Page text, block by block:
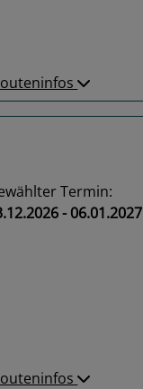
Termin:
- 06.01.2027